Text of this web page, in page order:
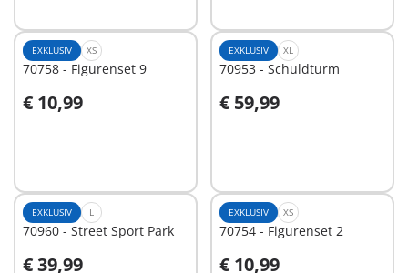
EXKLUSIV XS
70758 - Figurenset 9
€ 10,99
EXKLUSIV XL
70953 - Schuldturm
€ 59,99
In den Warenkorb
EXKLUSIV L
70960 - Street Sport Park
€ 39,99
EXKLUSIV XS
70754 - Figurenset 2
€ 10,99